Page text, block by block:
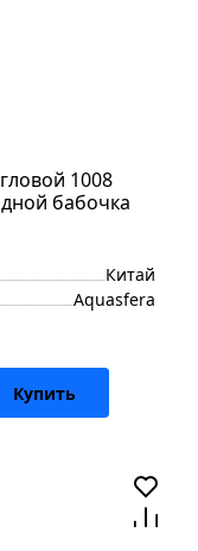
1008
бабочка
Китай
Aquasfera
Купить